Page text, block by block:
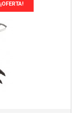
¡OFERTA!